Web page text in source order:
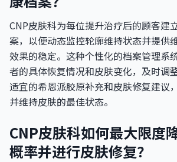
CNP皮肤科为每位提升治疗后的顾客建
案，以便动态监控轮廓维持状态并提供
效果的稳定。这种个性化的档案管理系
者的具体恢复情况和皮肤变化，及时调
适宜的希恩派胶原补充和皮肤修复建议
并维持皮肤的最佳状态。
CNP皮肤科如何最大限度
概率并进行皮肤修复？